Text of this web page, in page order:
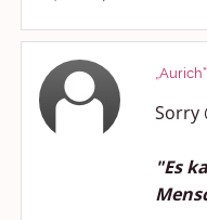
Sorry
"Es